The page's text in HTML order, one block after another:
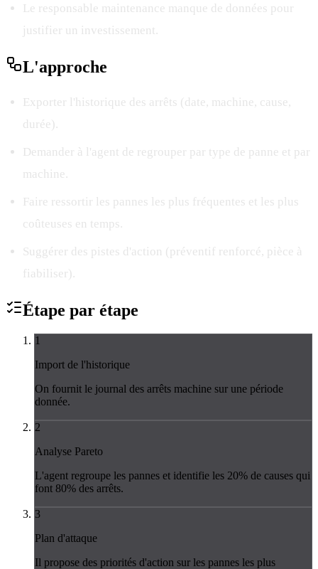
Le responsable maintenance manque de données pour
justifier un investissement.
L'approche
Exporter l'historique des arrêts (date, machine, cause,
durée).
Demander à l'agent de regrouper par type de panne et par
machine.
Faire ressortir les pannes les plus fréquentes et les plus
coûteuses en temps.
Suggérer des pistes d'action (préventif renforcé, pièce à
fiabiliser).
Étape par étape
1
Import de l'historique
On fournit le journal des arrêts machine sur une période
donnée.
2
Analyse Pareto
L'agent regroupe les pannes et identifie les 20% de causes qui
font 80% des arrêts.
3
Plan d'attaque
Il propose des priorités d'action sur les pannes les plus